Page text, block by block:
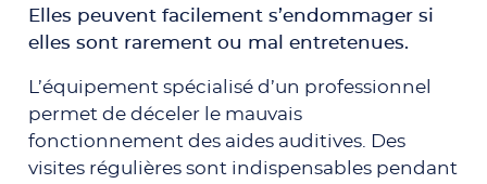
Elles peuvent facilement s’endommager si
elles sont rarement ou mal entretenues.
L’équipement spécialisé d’un professionnel
permet de déceler le mauvais
fonctionnement des aides auditives. Des
visites régulières sont indispensables pendant